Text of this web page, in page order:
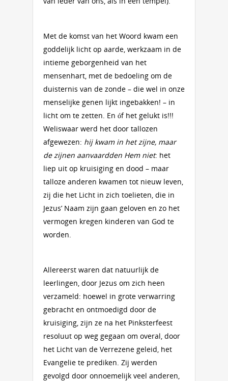
Met de komst van het Woord kwam een
goddelijk licht op aarde, werkzaam in de
intieme geborgenheid van het
mensenhart, met de bedoeling om de
duisternis van de zonde – die wel in onze
menselijke genen lijkt ingebakken! – in
licht om te zetten. En óf het gelukt is!!!
Weliswaar werd het door tallozen
afgewezen: hij kwam in het zijne, maar
de zijnen aanvaardden Hem niet: het
liep uit op kruisiging en dood – maar
talloze anderen kwamen tot nieuw leven,
zij die het Licht in zich toelieten, die in
Jezus’ Naam zijn gaan geloven en zo het
vermogen kregen kinderen van God te
worden.
Allereerst waren dat natuurlijk de
leerlingen, door Jezus om zich heen
verzameld: hoewel in grote verwarring
gebracht en ontmoedigd door de
kruisiging, zijn ze na het Pinksterfeest
resoluut op weg gegaan om overal, door
het Licht van de Verrezene geleid, het
Evangelie te prediken. Zij werden
gevolgd door onnoemelijk veel anderen,